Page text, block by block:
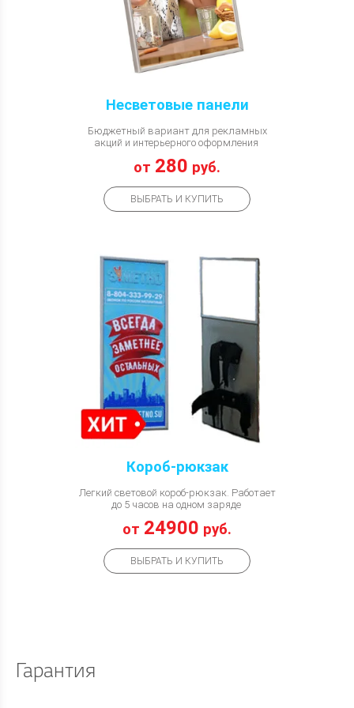
Несветовые панели
Бюджетный вариант для рекламных
акций и интерьерного оформления
от 280 руб.
ВЫБРАТЬ И КУПИТЬ
Короб-рюкзак
Легкий световой короб-рюкзак. Работает
до 5 часов на одном заряде
от 24900 руб.
ВЫБРАТЬ И КУПИТЬ
Гарантия